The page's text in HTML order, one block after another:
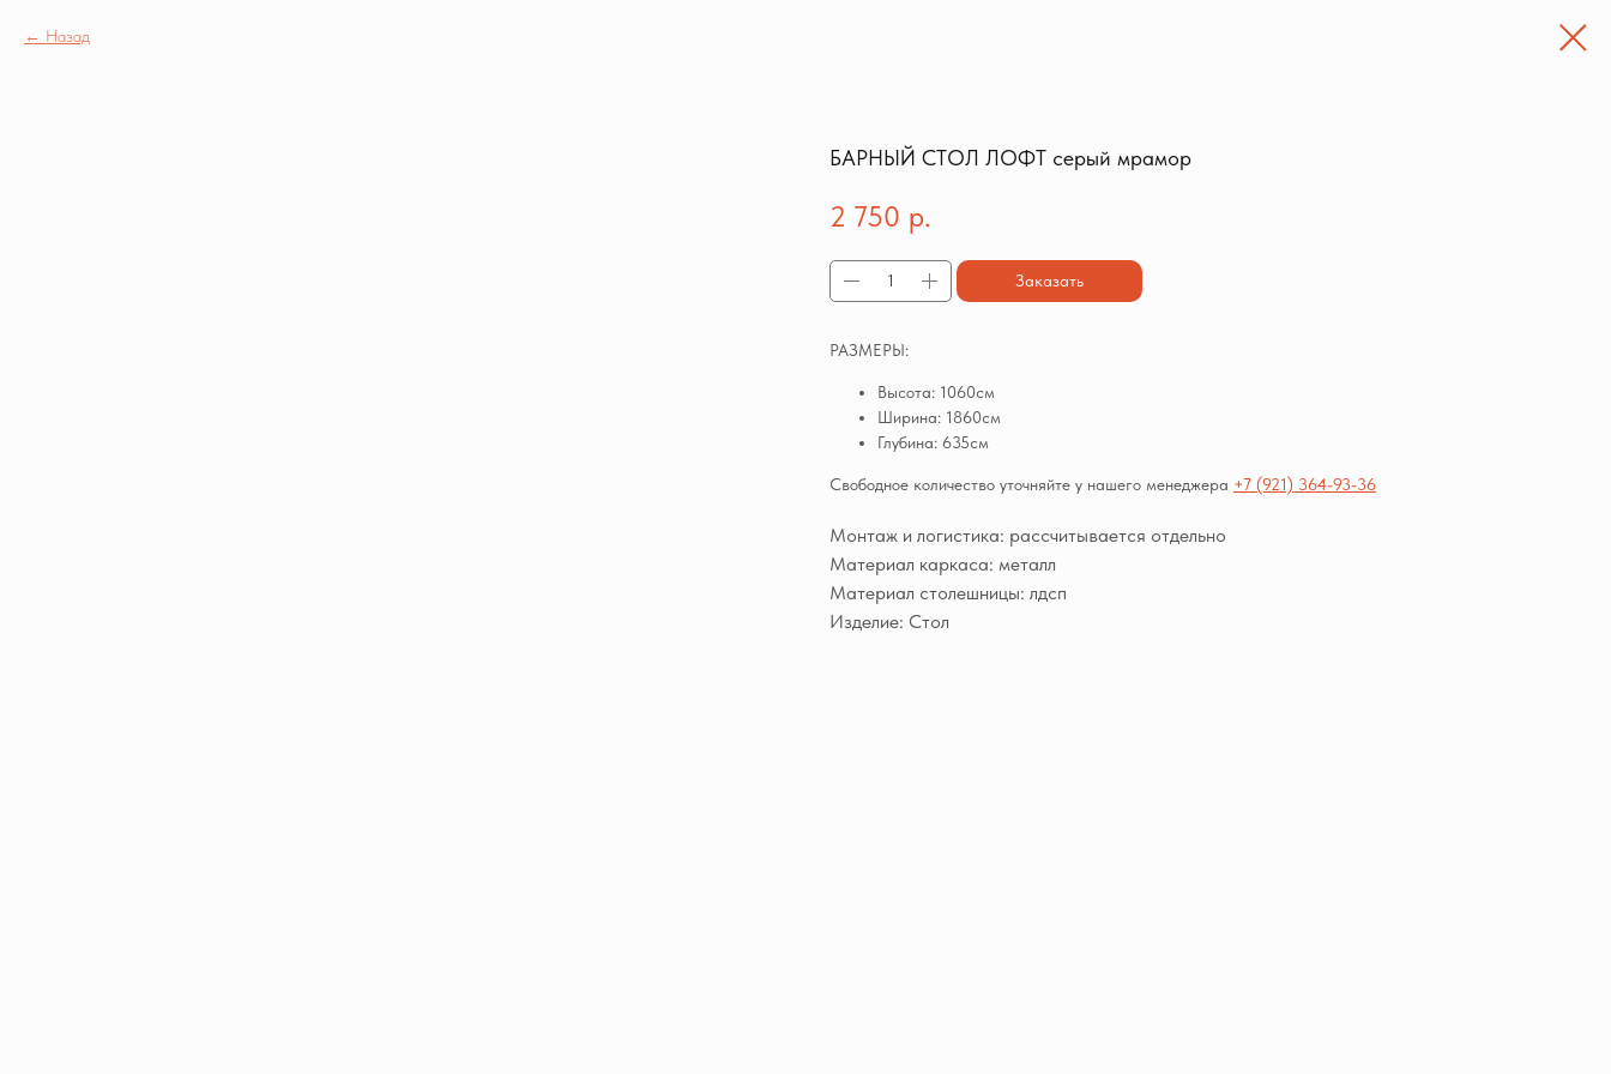
Назад
БАРНЫЙ СТОЛ ЛОФТ серый мрамор
2 750 р.
Заказать
РАЗМЕРЫ:
Высота: 1060см
Ширина: 1860см
Глубина: 635см
Свободное количество уточняйте у нашего менеджера +7 (921) 364-93-36
Монтаж и логистика: рассчитывается отдельно
Материал каркаса: металл
Материал столешницы: лдсп
Изделие: Стол